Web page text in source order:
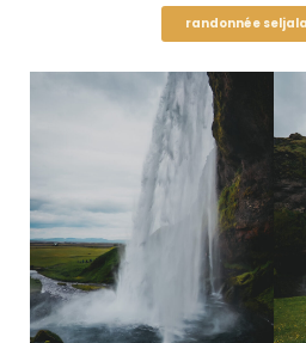
randonnée